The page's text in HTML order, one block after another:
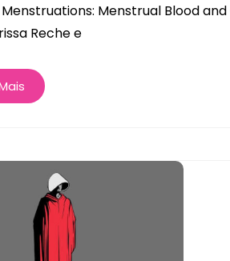
Menstrual Blood
Reche e